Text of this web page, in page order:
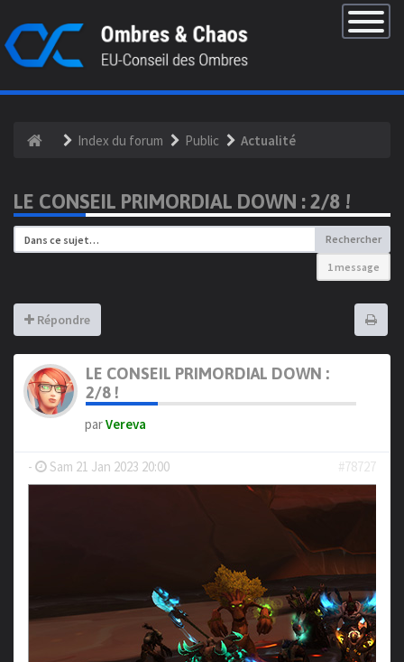
Basculer
la
×
Index du forum Public Actualité
LE CONSEIL PRIMORDIAL DOWN : 2/8 !
Rechercher
1 message
Répondre
LE CONSEIL PRIMORDIAL DOWN :
2/8 !
parVereva
- Sam 21 Jan 2023 20:00 #78727